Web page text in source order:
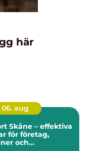
här
06. aug
Skåne – effektiva
för företag,
och